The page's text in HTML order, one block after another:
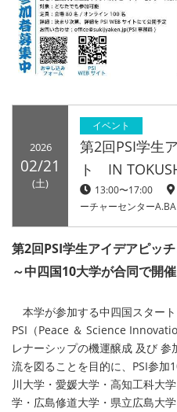
2026
02/21
(土)
イベント
第2回PSI学生
ト IN
13:00〜17:00
ーチャーセンターA.BA
第2回PSI学生アイデアピッ
～中四国10大学が合同で開
本学が参加する中四国スター
PSI（Peace ＆ Science
レナーシップの機運醸成 及び
流を図ることを目的に、PSI参加
川大学・愛媛大学・高知工科大
学・広島修道大学・県立広島大